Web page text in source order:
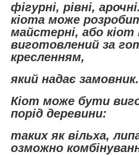
фігурні, рівні,
кіота може
майстерні, або
виготовлений за
кресленням,
який надає замовник.
Кіот може бути
порід деревини:
таких як вільха,
озможно